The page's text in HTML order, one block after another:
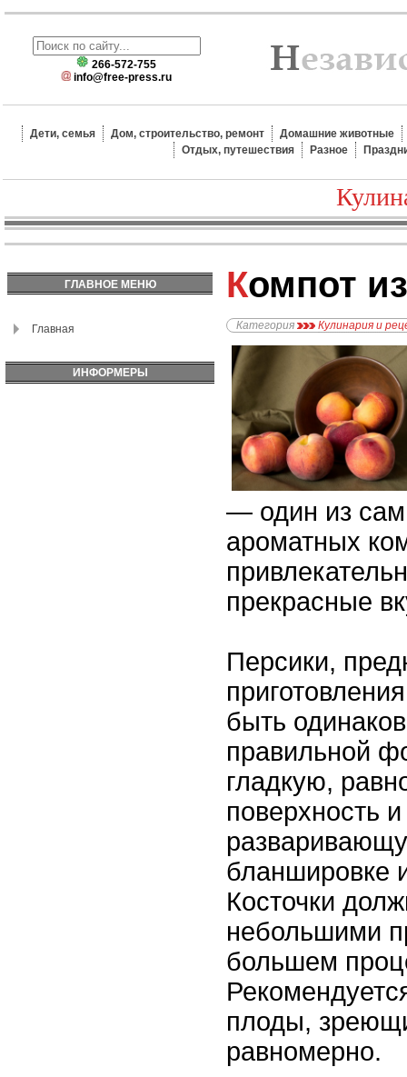
266-572-755
info@free-press.ru
Дети, семья Дом, строительство, ремонт
Домашние животные
Отдых, путешествия
Разное
ГЛАВНОЕ МЕНЮ
Главная
ИНФОРМЕРЫ
Компот
Категория Кулинария и
— один из
ароматных
прекрасные
Персики,
быть
правильной
гладкую,
поверхность
бланшировке
Косточки
небольшими
большем
плоды,
равномерно.